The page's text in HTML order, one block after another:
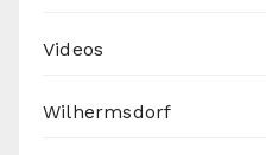
Videos
Wilhermsdorf